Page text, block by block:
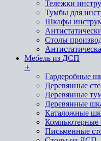
Тележки
Тумбы для
Шкафы
Столы
Мебель из ДСП
+
Гардеробные
Деревянные
Деревянные
Деревянные
Каталожные
Компьютерные
Письменные